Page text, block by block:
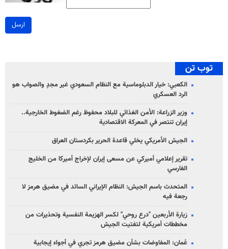
ارسل
توب تن
الكعبي: خيار الدبلوماسية مع النظام السعودي غير مجدٍ والصواب هو
الرد العسكري
وزير الزراعة: الأمن الغذائي للبلاد محفوظ رغم الضغوط الخارجية..
إيران تنتصر في المعركة الاقتصادية
الجيش الأمريكي يخلي قاعدة الحرير بكردستان العراق
تقرير إعلامي أميركي عن مسعى إيران لإخراج أميركا من الخليج
الفارسي
المتحدث باسم الجيش: النظام الإيراني السائد في مضيق هرمز لا
رجعة فيه
زيارة الأربعين "درع روحي" لكسر الهزيمة النفسية وتحذيرات من
مخططات أمريكية لتفتيت الجيش
عُمان: المفاوضات بشأن مضيق هرمز تجري في أجواء إيجابية